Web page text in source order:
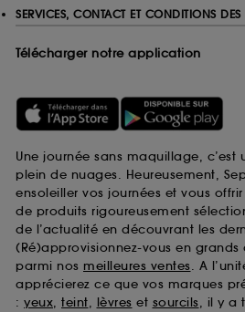
SERVICES, CONTACT ET CONDITIONS DES
Télécharger notre application
Une journée sans maquillage,
plein de nuages. Heureusement,
ensoleiller vos journées et vous
de produits rigoureusement
de l’actualité en découvrant les
(Ré)approvisionnez-vous en grands
parmi nos meilleures ventes. A
apprécierez ce que vos marques
: yeux, teint, lèvres et sourcils, il y a